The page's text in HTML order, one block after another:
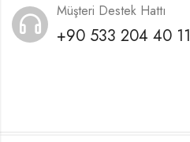
Müşteri Destek Hattı
+90 533 204 40 11